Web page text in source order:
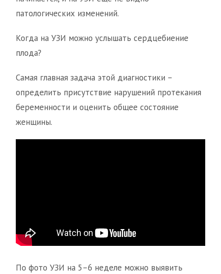
патологических изменений.
Когда на УЗИ можно услышать сердцебиение
плода?
Самая главная задача этой диагностики –
определить присутствие нарушений протекания
беременности и оценить общее состояние
женщины.
По фото УЗИ на 5–6 неделе можно выявить